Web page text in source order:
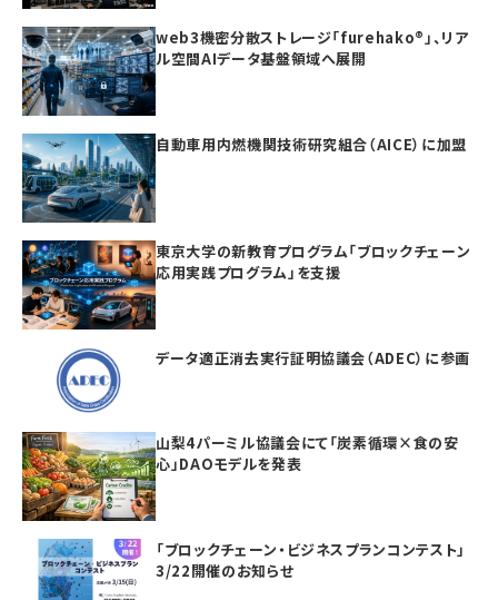
web3機密分散ストレージ「furehako®」、リア
ル空間AIデータ基盤領域へ展開
自動車用内燃機関技術研究組合（AICE）に加盟
東京大学の新教育プログラム「ブロックチェーン
応用実践プログラム」を支援
データ適正消去実行証明協議会（ADEC）に参画
山梨4パーミル協議会にて「炭素循環×食の安
心」DAOモデルを発表
「ブロックチェーン・ビジネスプランコンテスト」
3/22開催のお知らせ